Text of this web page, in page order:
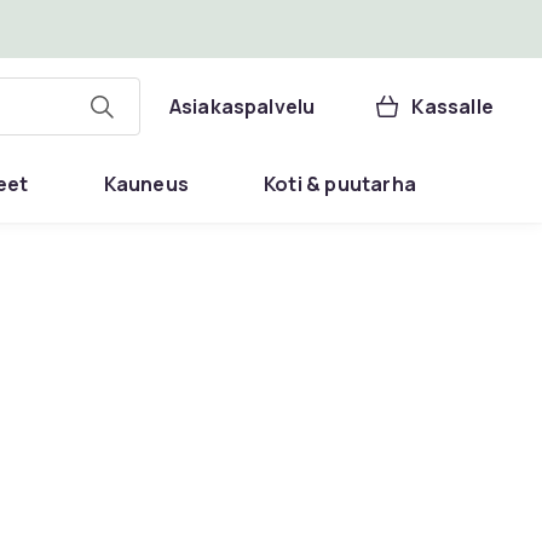
Asiakaspalvelu Kassalle
Kauneus Koti & puutarha